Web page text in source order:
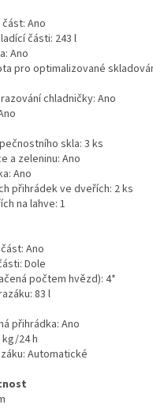
Ano
části: 243 l
Ano
pro optimalizované
chladničky: Ano
skla: 3 ks
a zeleninu: Ano
Ano
přihrádek ve dveřích: 2 ks
na lahve: 1
Ano
Dole
počtem hvězd): 4*
83 l
přihrádka: Ano
kg/24 h
Automatické